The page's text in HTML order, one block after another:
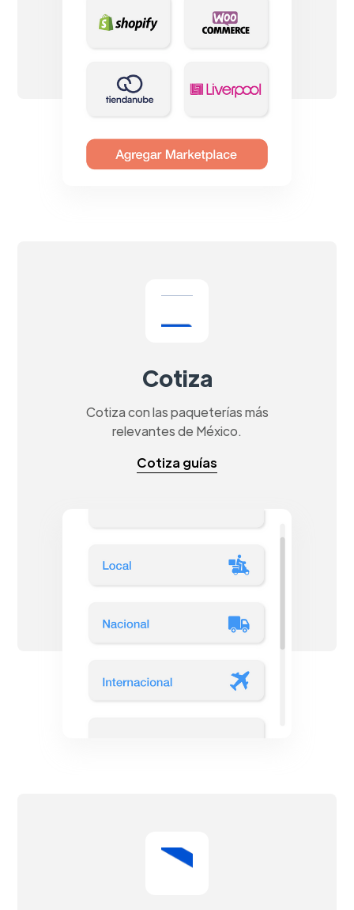
Cotiza
Cotiza con las paqueterías más
relevantes de México.
Cotiza guías